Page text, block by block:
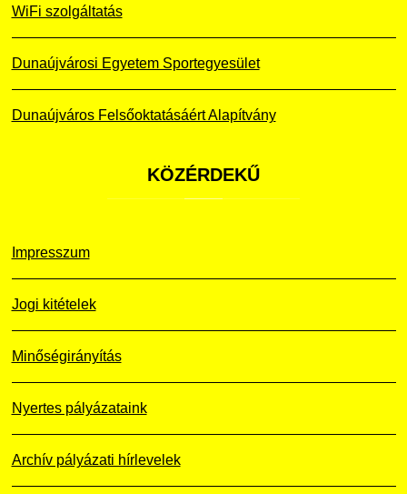
WiFi szolgáltatás
Dunaújvárosi Egyetem Sportegyesület
Dunaújváros Felsőoktatásáért Alapítvány
KÖZÉRDEKŰ
Impresszum
Jogi kitételek
Minőségirányítás
Nyertes pályázataink
Archív pályázati hírlevelek